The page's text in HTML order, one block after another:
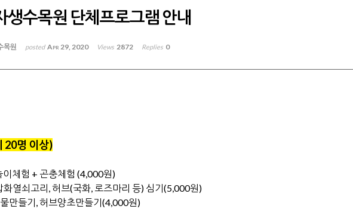
수목원 단체프로그램 안내
목원 posted Apr 29, 2020 Views 2872 Replies 0
20명 이상)
험 + 곤충체험 (4,000원)
열쇠고리, 허브(국화, 로즈마리 등) 심기(5,000원)
들기, 허브양초만들기(4,000원)